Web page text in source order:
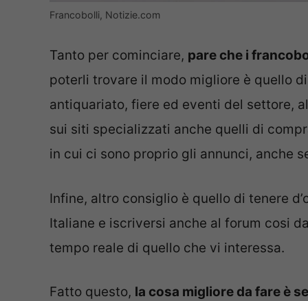
Francobolli, Notizie.com
Tanto per cominciare, pare che i
poterli trovare il modo migliore è quello
antiquariato, fiere ed eventi del settore,
sui siti specializzati anche quelli di
in cui ci sono proprio gli annunci, anche
Infine, altro consiglio è quello di tenere
Italiane e iscriversi anche al forum cosi
tempo reale di quello che vi interessa.
Fatto questo, la cosa migliore da fare è